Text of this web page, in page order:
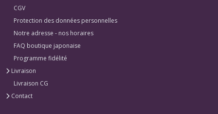
CGV
Protection des données personnelles
Notre adresse - nos horaires
FAQ boutique japonaise
Programme fidélité
Livraison
Livraison CG
Contact